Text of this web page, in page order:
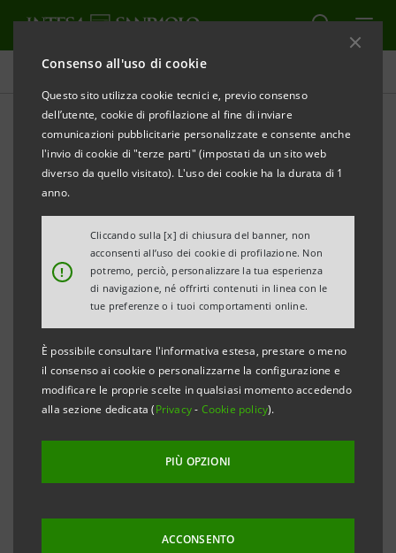
Consenso all'uso di cookie
Questo sito utilizza cookie tecnici e, previo consenso
dell’utente, cookie di profilazione al fine di inviare
comunicazioni pubblicitarie personalizzate e consente anche
l'invio di cookie di "terze parti" (impostati da un sito web
diverso da quello visitato). L'uso dei cookie ha la durata di 1
anno.
!
Cliccando sulla [x] di chiusura del banner, non
acconsenti all’uso dei cookie di profilazione. Non
potremo, perciò, personalizzare la tua esperienza
di navigazione, né offrirti contenuti in linea con le
tue preferenze o i tuoi comportamenti online.
È possibile consultare l'informativa estesa, prestare o meno
il consenso ai cookie o personalizzarne la configurazione e
modificare le proprie scelte in qualsiasi momento accedendo
alla sezione dedicata (Privacy- Cookie policy).
PIÙ OPZIONI
ACCONSENTO
Comunicati stampa
STAMPA AGGIORNA
INTESA SANPAOLO:2018 EU-WIDE TRANSPARENCY
EXERCISE
prende atto degli annunci effettuati oggi dall’Autorità
Bancaria Europea e dalla Banca Centrale Europea in
merito alle informazioni del2018 EU-wide Transparency
e all’adempimento della decisione del
Consiglio delle Autorità di Vigilanza dell’EBA.
Informazioni di background sul
2018 EU-wide
Transparency Exercise